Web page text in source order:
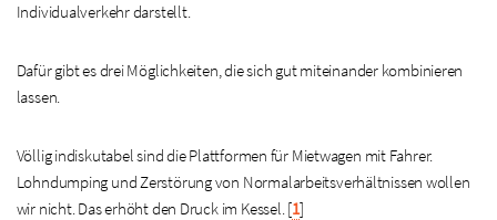
Individualverkehr darstellt.
Dafür gibt es drei Möglichkeiten, die sich gut miteinander kombinieren
lassen.
Völlig indiskutabel sind die Plattformen für Mietwagen mit Fahrer.
Lohndumping und Zerstörung von Normalarbeitsverhältnissen wollen
wir nicht. Das erhöht den Druck im Kessel.[1]